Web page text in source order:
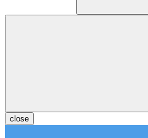
close